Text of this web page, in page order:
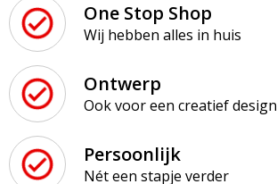
One Stop Shop
Wij hebben alles in huis
Ontwerp
Ook voor een creatief design
Persoonlijk
Nét een stapje verder